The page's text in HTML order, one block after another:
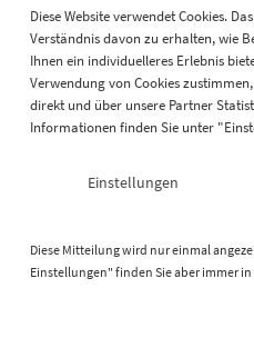
Jobs / Karriere
© 2026 RALMONT GmbH
Diese Website verwendet Cookies.
Verständnis davon zu erhalten, wie
Ihnen ein individuelleres Erlebnis
Verwendung von Cookies
direkt und über unsere Partner
Informationen finden Sie unter
Einstellungen
Diese Mitteilung wird nur einmal
Einstellungen" finden Sie aber immer in